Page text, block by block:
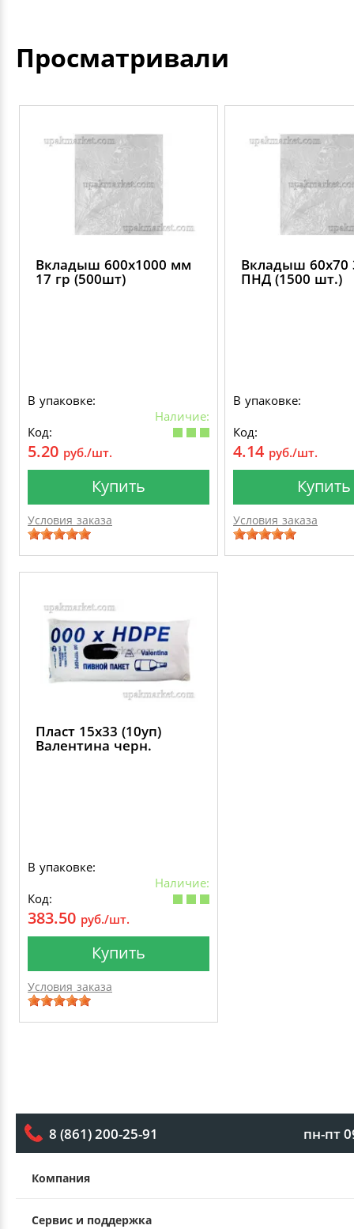
Просматривали
Вкладыш 600х1000 мм
17 гр (500шт)
В упаковке:
Наличие:
Код:
5.20 руб./шт.
Купить
Условия заказа
Вкладыш 60х70
ПНД (1500 шт.)
В упаковке:
Код:
4.14 руб./шт.
Купить
Условия заказа
Пласт 15х33 (10уп)
Валентина черн.
В упаковке:
Наличие:
Код:
383.50 руб./шт.
Купить
Условия заказа
8 (861) 200-25-91 пн-пт
Компания
Сервис и поддержка